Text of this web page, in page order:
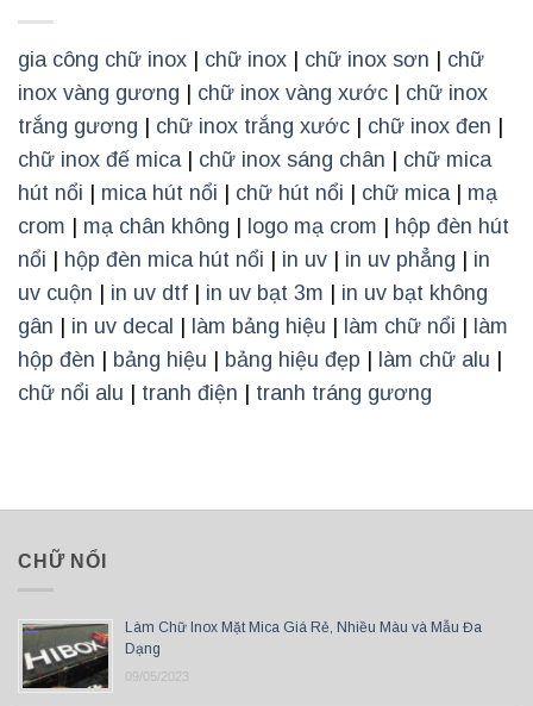
gia công chữ inox | chữ inox | chữ inox sơn | chữ
inox vàng gương | chữ inox vàng xước | chữ inox
trắng gương | chữ inox trắng xước | chữ inox đen |
chữ inox đế mica | chữ inox sáng chân | chữ mica
hút nổi | mica hút nổi | chữ hút nổi | chữ mica | mạ
crom | mạ chân không | logo mạ crom | hộp đèn hút
nổi | hộp đèn mica hút nổi | in uv | in uv phẳng | in
uv cuộn | in uv dtf | in uv bạt 3m | in uv bạt không
gân | in uv decal | làm bảng hiệu | làm chữ nổi | làm
hộp đèn | bảng hiệu | bảng hiệu đẹp | làm chữ alu |
chữ nổi alu | tranh điện | tranh tráng gương
CHỮ NỔI
Làm Chữ Inox Mặt Mica Giá Rẻ, Nhiều Màu và Mẫu Đa
Dạng
09/05/2023